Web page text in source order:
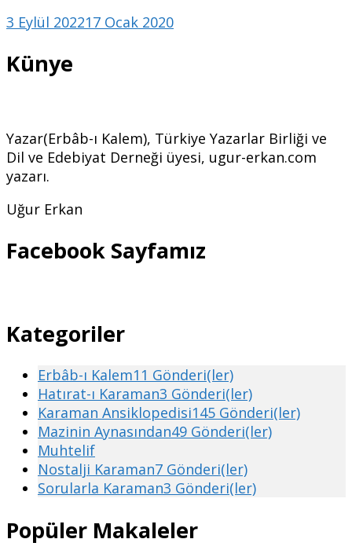
3 Eylül 202217 Ocak 2020
Künye
Yazar(Erbâb-ı Kalem), Türkiye Yazarlar Birliği ve
Dil ve Edebiyat Derneği üyesi, ugur-erkan.com
yazarı.
Uğur Erkan
Facebook Sayfamız
Kategoriler
Erbâb-ı Kalem11 Gönderi(ler)
Hatırat-ı Karaman3 Gönderi(ler)
Karaman Ansiklopedisi145 Gönderi(ler)
Mazinin Aynasından49 Gönderi(ler)
Muhtelif
Nostalji Karaman7 Gönderi(ler)
Sorularla Karaman3 Gönderi(ler)
Popüler Makaleler